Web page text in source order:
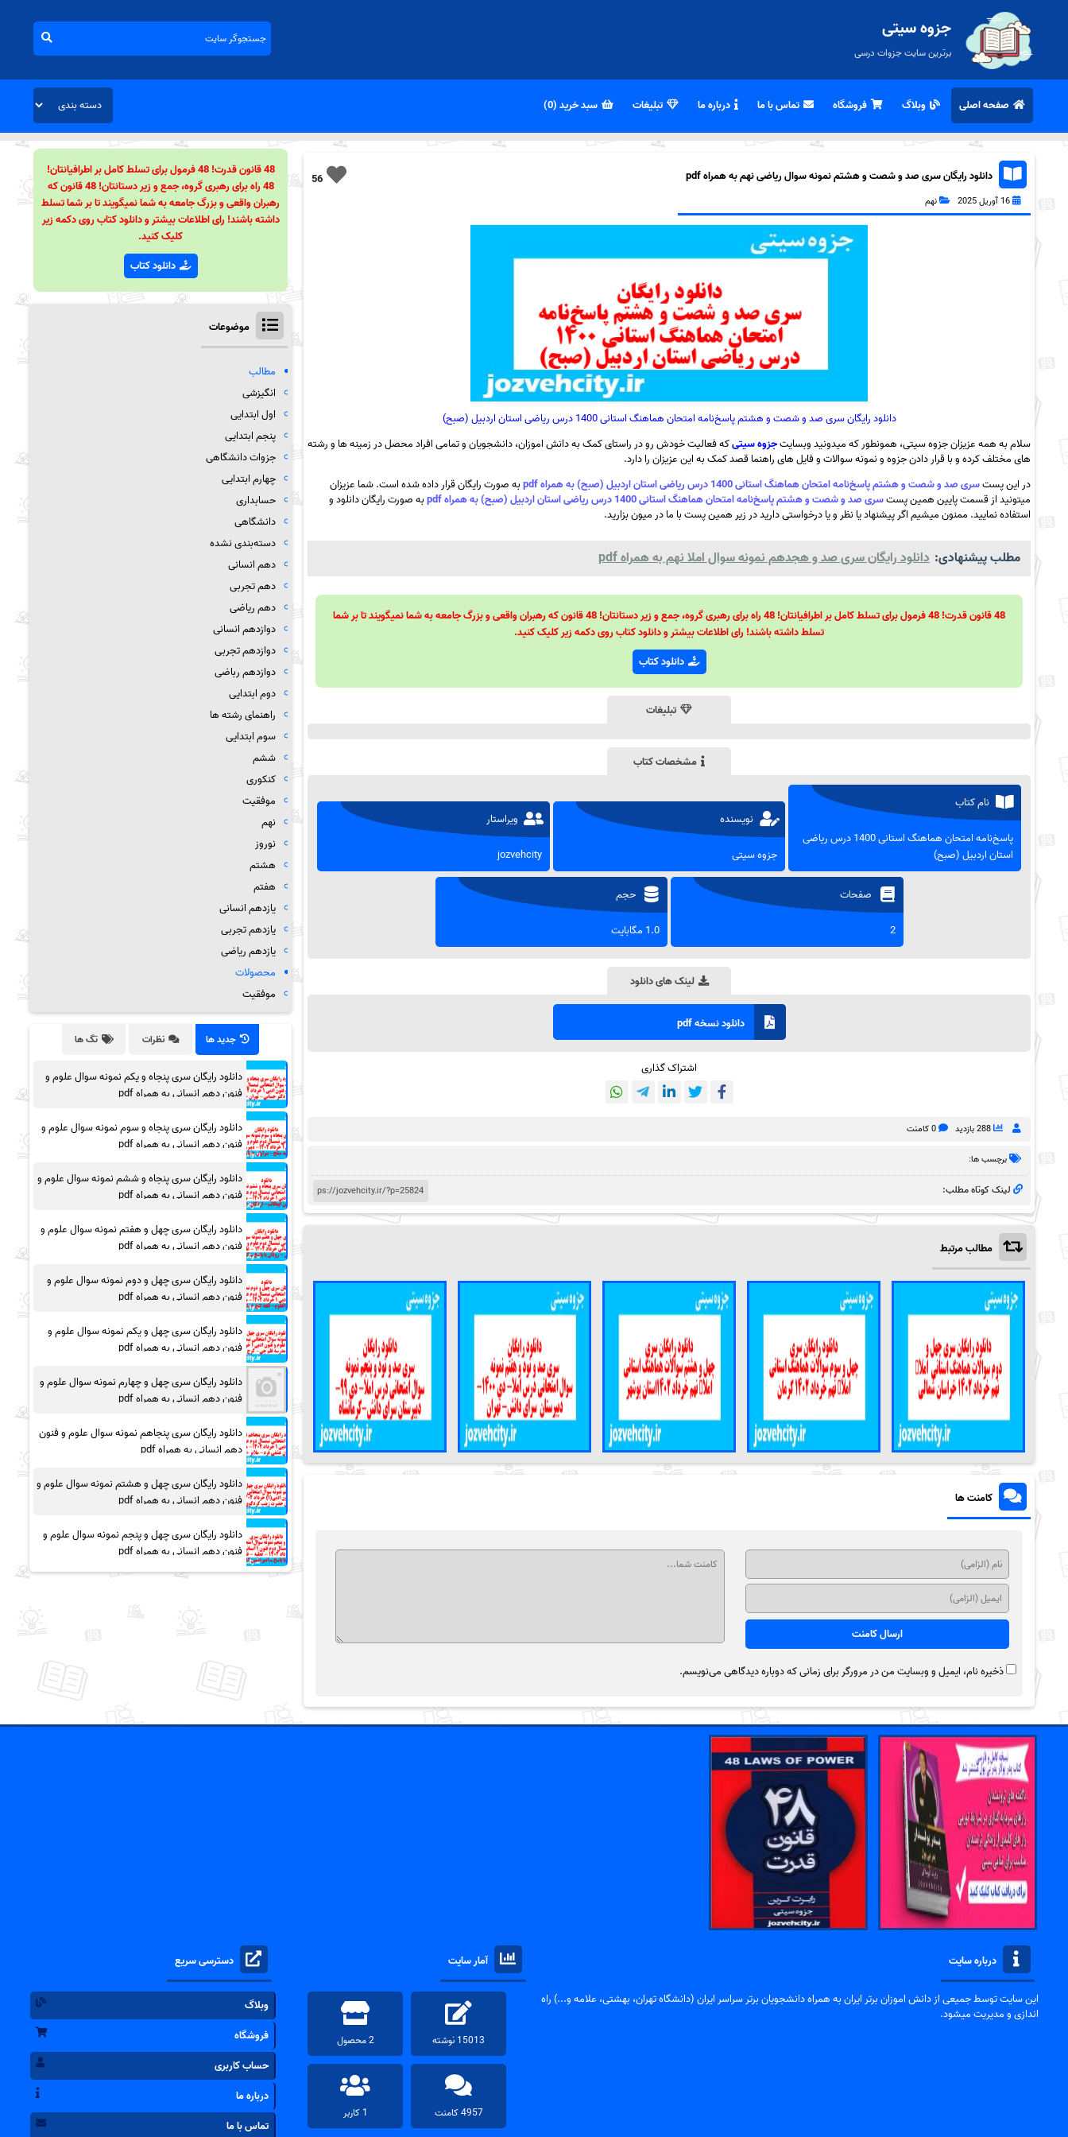
جزوه سیتی
برترین سایت جزوات درسی
صفحه اصلی وبلاگ فروشگاه تماس با ما درباره ما تبلیغات سبد خرید (0)
56 دانلود رایگان سری صد و شصت و هشتم نمونه سوال ریاضی نهم به همراه pdf
16 آوریل 2025 نهم
دانلود رایگان سری صد و شصت و هشتم پاسخ‌نامه امتحان هماهنگ استانی 1400 درس ریاضی استان اردبیل (صبح)
سلام به همه عزیزان جزوه سیتی، همونطور که میدونید وبسایتجزوه سیتیکه فعالیت خودش رو در راستای کمک به دانش اموزان، دانشجویان و تمامی افراد محصل در زمینه ها و رشته
های مختلف کرده و با قرار دادن جزوه و نمونه سوالات و فایل های راهنما قصد کمک به این عزیزان را دارد.
در این پستسری صد و شصت و هشتم پاسخ‌نامه امتحان هماهنگ استانی 1400 درس ریاضی استان اردبیل (صبح) به همراه pdf
به صورت رایگان قرار داده شده است. شما عزیزان
میتونید از قسمت پایین همین پستسری صد و شصت و هشتم پاسخ‌نامه امتحان هماهنگ استانی 1400 درس ریاضی استان اردبیل (صبح) به همراه pdf
به صورت رایگان دانلود و
استفاده نمایید. ممنون میشیم اگر پیشنهاد یا نظر و یا درخواستی دارید در زیر همین پست با ما در میون بزارید.
مطلب پیشنهادی: دانلود رایگان سری صد و هجدهم نمونه سوال املا نهم به همراه pdf
48 قانون قدرت! 48 فرمول برای تسلط کامل بر اطرافیانتان! 48 راه برای رهبری گروه، جمع و زیر دستانتان! 48 قانون که رهبران واقعی و بزرگ جامعه به شما نمیگویند تا بر شما
تسلط داشته باشند! رای اطلاعات بیشتر و دانلود کتاب روی دکمه زیر کلیک کنید.
دانلود کتاب
تبلیغات
مشخصات کتاب
نام کتاب
پاسخ‌نامه امتحان هماهنگ استانی 1400 درس ریاضی
استان اردبیل (صبح)
نویسنده
جزوه سیتی
ویراستار
jozvehcity
صفحات
2
حجم
1.0 مگابایت
لینک های دانلود
دانلود نسخه pdf
اشتراک گذاری
288 بازدید 0 کامنت
برچسب ها:
لینک کوتاه مطلب:
مطالب مرتبط
کامنت ها
ذخیره نام، ایمیل و وبسایت من در مرورگر برای زمانی که دوباره دیدگاهی می‌نویسم.
48 قانون قدرت! 48 فرمول برای تسلط کامل بر اطرافیانتان!
48 راه برای رهبری گروه، جمع و زیر دستانتان! 48 قانون که
رهبران واقعی و بزرگ جامعه به شما نمیگویند تا بر شما تسلط
داشته باشند! رای اطلاعات بیشتر و دانلود کتاب روی دکمه زیر
کلیک کنید.
دانلود کتاب
موضوعات
مطالب
انگیزشی
اول ابتدایی
پنجم ابتدایی
جزوات دانشگاهی
چهارم ابتدایی
حسابداری
دانشگاهی
دسته‌بندی نشده
دهم انسانی
دهم تجربی
دهم ریاضی
دوازدهم انسانی
دوازدهم تجربی
دوازدهم رباضی
دوم ابتدایی
راهنمای رشته ها
سوم ابتدایی
ششم
کنکوری
موفقیت
نهم
نوروز
هشتم
هفتم
یازدهم انسانی
یازدهم تجربی
یازدهم ریاضی
محصولات
موفقیت
جدید ها نظرات تگ ها
دانلود رایگان سری پنجاه و یکم نمونه سوال علوم و
فنون دهم انسانی به همراه pdf
دانلود رایگان سری پنجاه و سوم نمونه سوال علوم و
فنون دهم انسانی به همراه pdf
دانلود رایگان سری پنجاه و ششم نمونه سوال علوم و
فنون دهم انسانی به همراه pdf
دانلود رایگان سری چهل و هفتم نمونه سوال علوم و
فنون دهم انسانی به همراه pdf
دانلود رایگان سری چهل و دوم نمونه سوال علوم و
فنون دهم انسانی به همراه pdf
دانلود رایگان سری چهل و یکم نمونه سوال علوم و
فنون دهم انسانی به همراه pdf
دانلود رایگان سری چهل و چهارم نمونه سوال علوم و
فنون دهم انسانی به همراه pdf
دانلود رایگان سری پنجاهم نمونه سوال علوم و فنون
دهم انسانی به همراه pdf
دانلود رایگان سری چهل و هشتم نمونه سوال علوم و
فنون دهم انسانی به همراه pdf
دانلود رایگان سری چهل و پنجم نمونه سوال علوم و
فنون دهم انسانی به همراه pdf
درباره سایت
این سایت توسط جمیعی از دانش اموزان برتر ایران به همراه دانشجویان برتر سراسر ایران (دانشگاه تهران، بهشتی، علامه و...) راه
اندازی و مدیریت میشود.
آمار سایت
15013 نوشته 2 محصول
4957 کامنت 1 کاربر
دسترسی سریع
وبلاگ
فروشگاه
حساب کاربری
درباره ما
تماس با ما